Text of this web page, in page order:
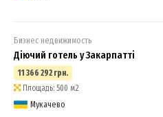
Бизнес недвижимость
Діючий готель у Закарпатті
11 366 292 грн.
Площадь: 500 м2
Мукачево